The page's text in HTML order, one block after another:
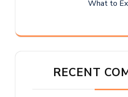
What to
RECENT